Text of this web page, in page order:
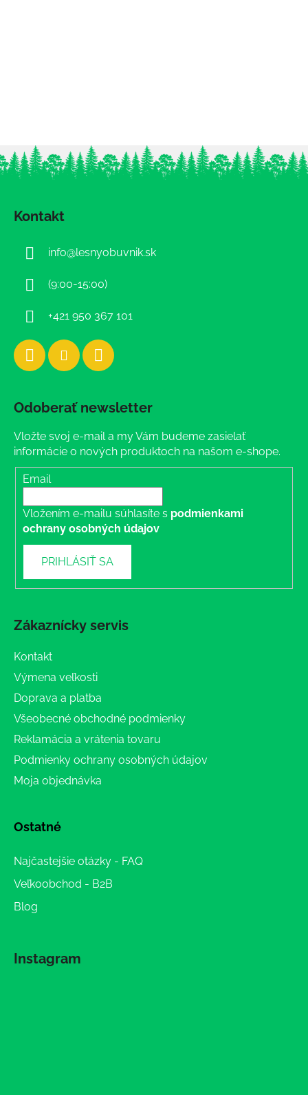
Kontakt
info@lesnyobuvnik.sk
(9:00-15:00)
+421 950 367 101
Odoberať newsletter
Vložte svoj e-mail a my Vám budeme zasielať
informácie o nových produktoch na našom e-shope.
Email
Vložením e-mailu súhlasíte s podmienkami
ochrany osobných údajov
PRIHLÁSIŤ SA
Zákaznícky servis
Kontakt
Výmena veľkosti
Doprava a platba
Všeobecné obchodné podmienky
Reklamácia a vrátenia tovaru
Podmienky ochrany osobných údajov
Moja objednávka
Ostatné
Najčastejšie otázky - FAQ
Veľkoobchod - B2B
Blog
Instagram